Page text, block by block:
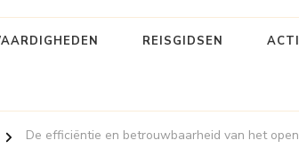
REISGIDSEN
De efficiëntie en betrouwbaarheid van het